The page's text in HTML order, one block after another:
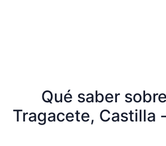
Qué saber
Tragacete, Castilla